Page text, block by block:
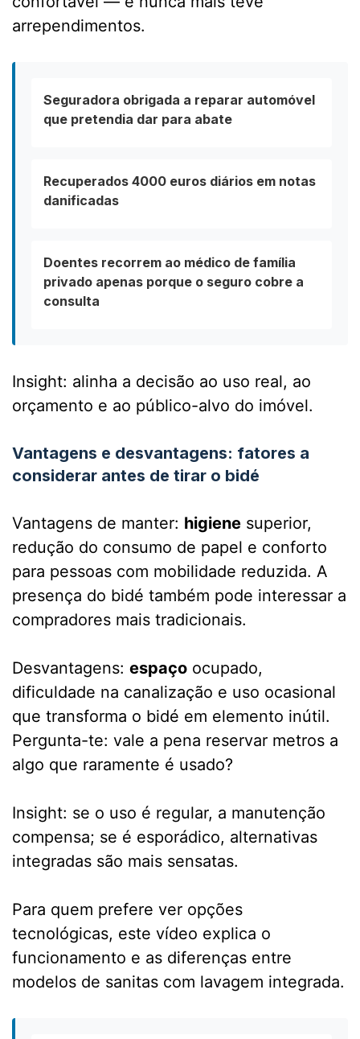
arrependimentos.
Seguradora obrigada a reparar automóvel
que pretendia dar para abate
Recuperados 4000 euros diários em notas
danificadas
Doentes recorrem ao médico de família
privado apenas porque o seguro cobre a
consulta
Insight: alinha a decisão ao uso real, ao
orçamento e ao público-alvo do imóvel.
Vantagens e desvantagens: fatores a
considerar antes de tirar o bidé
Vantagens de manter: higiene superior,
redução do consumo de papel e conforto
para pessoas com mobilidade reduzida. A
presença do bidé também pode interessar a
compradores mais tradicionais.
Desvantagens: espaço ocupado,
dificuldade na canalização e uso ocasional
que transforma o bidé em elemento inútil.
Pergunta-te: vale a pena reservar metros a
algo que raramente é usado?
Insight: se o uso é regular, a manutenção
compensa; se é esporádico, alternativas
integradas são mais sensatas.
Para quem prefere ver opções
tecnológicas, este vídeo explica o
funcionamento e as diferenças entre
modelos de sanitas com lavagem integrada.